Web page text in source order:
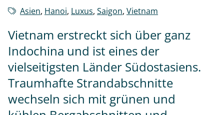
Asien, Hanoi, Luxus, Saigon, Vietnam
Vietnam erstreckt sich über ganz
Indochina und ist eines der
vielseitigsten Länder Südostasiens.
Traumhafte Strandabschnitte
wechseln sich mit grünen und